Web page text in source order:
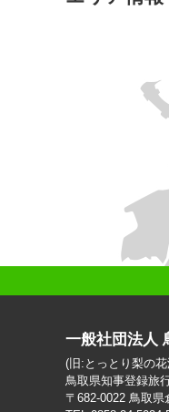
一般社団法人
(旧:とっとり梨の
鳥取県知事登録旅
〒682-0022 鳥取